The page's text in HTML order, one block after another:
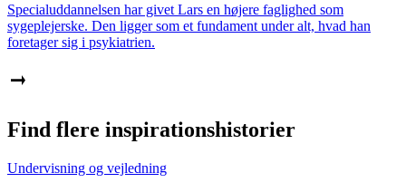
Specialuddannelsen har givet Lars en højere faglighed som
sygeplejerske. Den ligger som et fundament under alt, hvad han
foretager sig i psykiatrien.
Find flere inspirationshistorier
Undervisning og vejledning